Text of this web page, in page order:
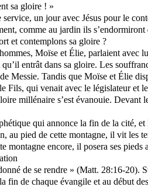
sa gloire ! »
un jour avec Jésus pour le
comme au jardin ils
et contemplons sa gloire ?
Moïse et Élie, parlaient avec
entrât dans sa gloire. Les
Messie. Tandis que Moïse et Élie
qui venait avec le législateur et
millénaire s’est évanouie.
qui annonce la fin de la cité,
pied de cette montagne, il vit les
montagne encore, il posera ses
de se rendre » (Matt. 28:16-20).
fin de chaque évangile et au début